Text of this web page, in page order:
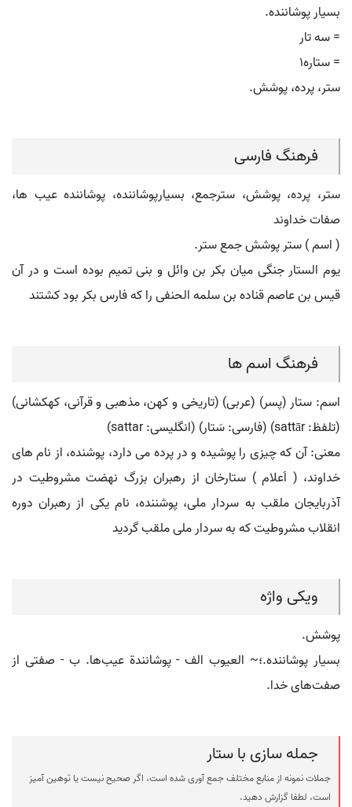
بسیار پوشاننده.
= سه تار
= ستاره١
ستر، پرده، پوشش.
فرهنگ فارسی
ستر، پرده، پوشش، سترجمع، بسیارپوشاننده، پوشاننده عیب ها،
صفات خداوند
( اسم ) ستر پوشش جمع ستر.
یوم الستار جنگی میان بکر بن وائل و بنی تمیم بوده است و در آن
قیس بن عاصم قناده بن سلمه الحنفی را که فارس بکر بود کشتند
فرهنگ اسم ها
اسم: ستار (پسر) (عربی) (تاریخی و کهن، مذهبی و قرآنی، کهکشانی)
(تلفظ: sattār) (فارسی: سَتار) (انگلیسی: sattar)
معنی: آن که چیزی را پوشیده و در پرده می دارد، پوشنده، از نام های
خداوند، ( اَعلام ) ستارخان از رهبران بزرگ نهضت مشروطیت در
آذربایجان ملقب به سردار ملی، پوشننده، نام یکی از رهبران دوره
انقلاب مشروطیت که به سردار ملی ملقب گردید
ویکی واژه
پوشش.
بسیار پوشاننده.؛~ العیوب الف - پوشانندة عیب‌ها. ب - صفتی از
صفت‌های خدا.
جمله سازی با ستار
جملات نمونه از منابع مختلف جمع آوری شده است، اگر صحیح نیست یا توهین آمیز
است، لطفا گزارش دهید.